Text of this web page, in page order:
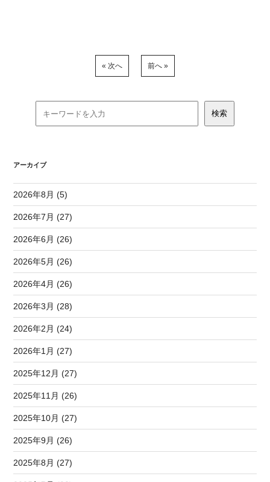
« 次へ 前へ »
アーカイブ
2026年8月 (5)
2026年7月 (27)
2026年6月 (26)
2026年5月 (26)
2026年4月 (26)
2026年3月 (28)
2026年2月 (24)
2026年1月 (27)
2025年12月 (27)
2025年11月 (26)
2025年10月 (27)
2025年9月 (26)
2025年8月 (27)